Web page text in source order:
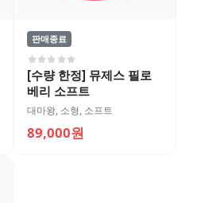
판매종료
[수량 한정] 뮤제스 필로
베리 소프트
대마왕, 소형, 소프트
89,000원